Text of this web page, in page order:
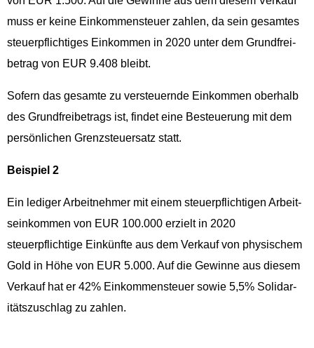
muss er keine Einkom­men­steuer zahlen, da sein gesamtes
steuerpflichtiges Einkom­men in 2020 unter dem Grund­frei­
be­trag von EUR 9.408 bleibt.
Sofern das gesamte zu ver­s­teuernde Einkom­men ober­halb
des Grund­frei­be­trags ist, find­et eine Besteuerung mit dem
per­sön­lichen Gren­zs­teuer­satz statt.
Beispiel 2
Ein ledi­ger Arbeit­nehmer mit einem steuerpflichti­gen Arbeit­
seinkom­men von EUR 100.000 erzielt in 2020
steuerpflichtige Einkün­fte aus dem Verkauf von physis­chem
Gold in Höhe von EUR 5.000. Auf die Gewinne aus diesem
Verkauf hat er 42% Einkom­men­steuer sowie 5,5% Sol­i­dar­
ität­szuschlag zu zahlen.